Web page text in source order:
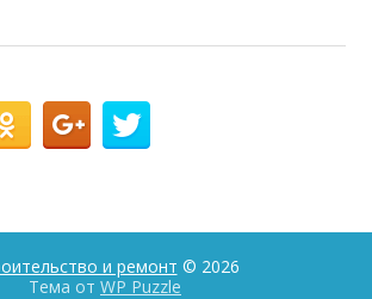
и ремонт © 2026
Тема от WP Puzzle